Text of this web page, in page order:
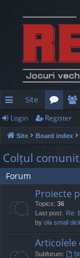
ui
ck
lin
ks
Site
or
u
m
e
m
be
Login Register
Site Board index
Colțul
Forum
Proiecte
Topics: 36
Last post: Re:
by ola small
Articolele
Subforum: